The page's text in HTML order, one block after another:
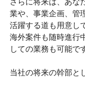
業や、事業企画、管
活躍する道も用意し
海外案件も随時進行
しての業務も可能で
当社の将来の幹部と